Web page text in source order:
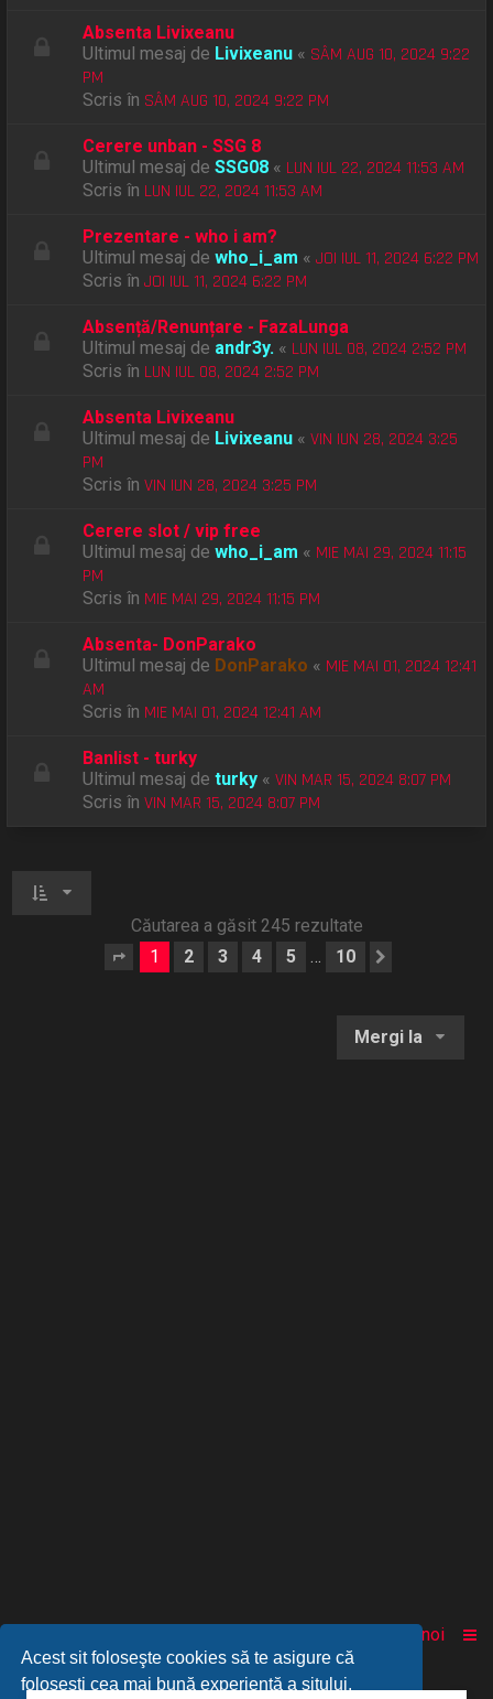
Acest sit foloseşte cookies să te asigure că
foloseşti cea mai bună experienţă a sitului.
Absenta Livixeanu
Ultimul mesaj de Livixeanu « SÂM AUG 10, 2024 9:22
PM
Scris în SÂM AUG 10, 2024 9:22 PM
Cerere unban - SSG 8
Ultimul mesaj deSSG08 « LUN IUL 22, 2024 11:53 AM
Scris în LUN IUL 22, 2024 11:53 AM
Prezentare - who i am?
Ultimul mesaj dewho_i_am «JOI IUL 11, 2024 6:22 PM
Scris înJOI IUL 11, 2024 6:22 PM
Absență/Renunțare - FazaLunga
Ultimul mesaj de andr3y. « LUN IUL 08, 2024 2:52 PM
Scris în LUN IUL 08, 2024 2:52 PM
Absenta Livixeanu
Ultimul mesaj de Livixeanu «VIN IUN 28, 2024 3:25
PM
Scris înVIN IUN 28, 2024 3:25 PM
Cerere slot / vip free
Ultimul mesaj dewho_i_am « MIE MAI 29, 2024 11:15
PM
Scris în MIE MAI 29, 2024 11:15 PM
Absenta- DonParako
Ultimul mesaj de DonParako « MIE MAI 01, 2024 12:41
AM
Scris în MIE MAI 01, 2024 12:41 AM
Banlist - turky
Ultimul mesaj deturky «VIN MAR 15, 2024 8:07 PM
Scris înVIN MAR 15, 2024 8:07 PM
Căutarea a găsit 245 rezultate
Pagina1 din 10
1 2 3 4 5 … 10
Mergi la
Despre noi
© 2010-2025 Powered byPARABESTIAL™